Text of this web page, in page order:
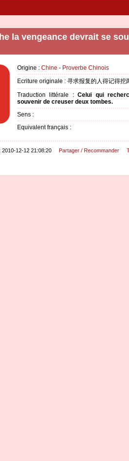
la vengeance devrait se
Origine : Chine - Proverbe Chinois
Ecriture originale : 寻求报复的人得记得挖
Traduction littérale :Celui qui
souvenir de creuser deux tombes.
Sens :
Equivalent français :
2010-12-12 21:08:20 Partager / Recommander